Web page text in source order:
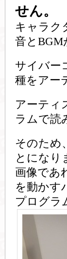
せん。
キャラク
音と
サイバー
種をアー
アーティ
ラムで読
そのため、
とになり
画像であ
を動かす
プログラ